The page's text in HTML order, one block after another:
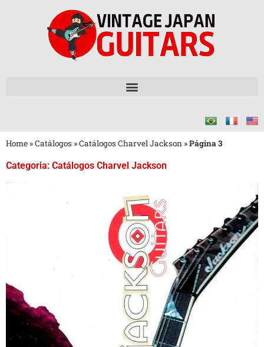
Home »Catálogos »Catálogos Charvel Jackson »Página 3
Categoria: Catálogos Charvel Jackson